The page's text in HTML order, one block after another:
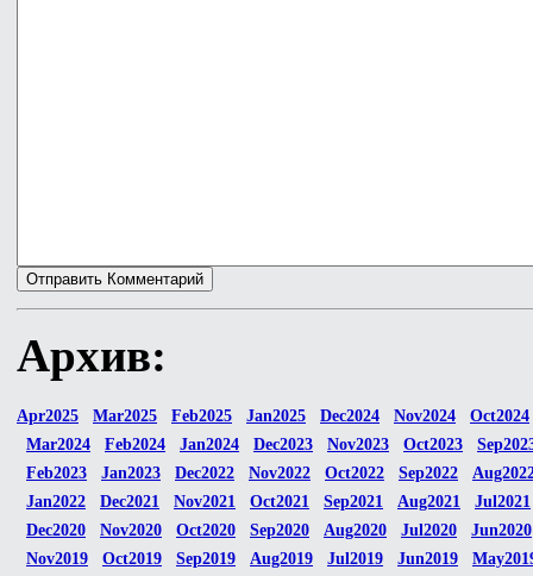
Архив:
Apr2025 Mar2025 Feb2025 Jan2025 Dec2024 Nov2024
Oct2024
Mar2024
Feb2024 Jan2024 Dec2023 Nov2023 Oct2023
Feb2023
Jan2023 Dec2022 Nov2022 Oct2022 Sep2022
Jan2022
Dec2021 Nov2021 Oct2021 Sep2021 Aug2021
Jul2021
Dec2020
Nov2020 Oct2020 Sep2020 Aug2020 Jul2020
Jun2020
Nov2019
Oct2019 Sep2019 Aug2019 Jul2019 Jun2019